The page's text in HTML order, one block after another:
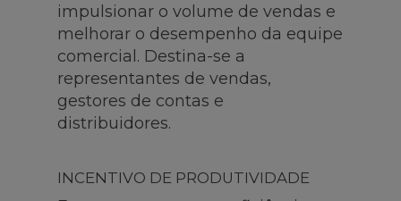
impulsionar o volume de vendas e
melhorar o desempenho da equipe
comercial. Destina-se a
representantes de vendas,
gestores de contas e
distribuidores.
INCENTIVO DE PRODUTIVIDADE